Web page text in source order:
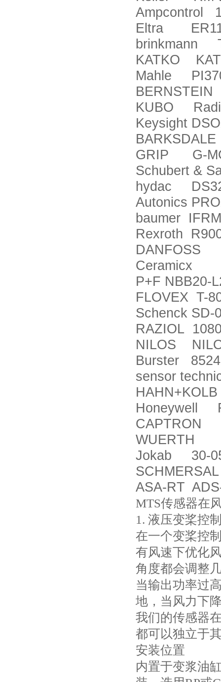
Ampcontrol
Eltra
brinkmann
KATKO
Mahle
BERNSTEIN
KUBO
Keysight
GRIP G-
Schubert &
hydac
Autonics
baumer
Rexroth
DANFOSS
Ceramicx
P+F NBB20-
FLOVEX T-
Schenck SD-
RAZIOL
NILOS
Burster
sensor
Honeywell
CAPTRON
WUERTH
Jokab 30-
ASA-RT
MTS传感器在
1. 液压变桨控
在一个变桨控
有风速下优化
角度都会调整
当输出功率过
地，当风力下
我们的传感器
都可以独立于
安装位置
内置于变浆油